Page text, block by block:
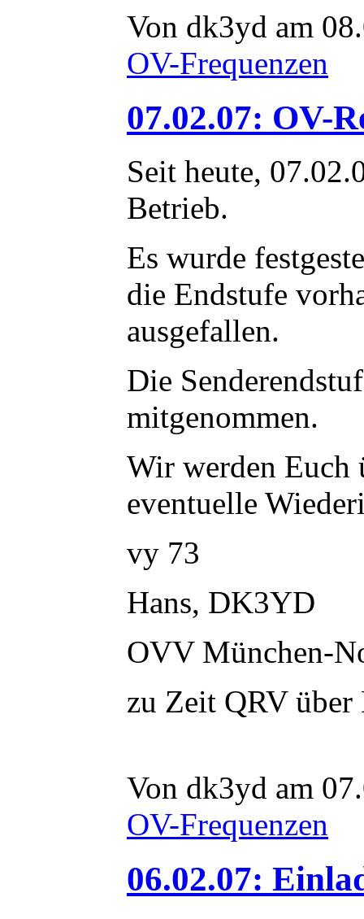
Von dk3yd am
OV-Frequenzen
07.02.07: OV-
Seit heute,
Betrieb.
Es wurde
die Endstufe
ausgefallen.
Die
mitgenommen.
Wir werden Euch
eventuelle
vy 73
Hans, DK3YD
OVV München-
zu Zeit QRV
Von dk3yd am
OV-Frequenzen
06.02.07: